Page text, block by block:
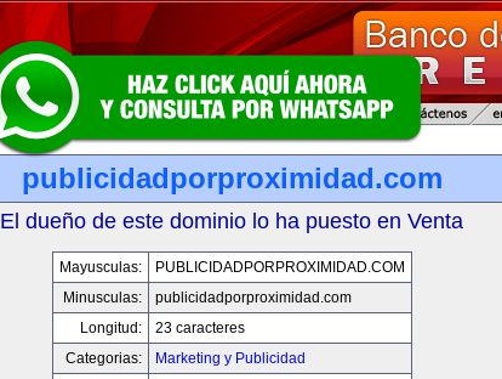
publicidadporproximidad.com
El dueño de este dominio lo ha puesto en Venta
Mayusculas:
PUBLICIDADPORPROXIMIDAD.COM
Minusculas:
publicidadporproximidad.com
Longitud:
23 caracteres
Categorias:
Marketing y Publicidad